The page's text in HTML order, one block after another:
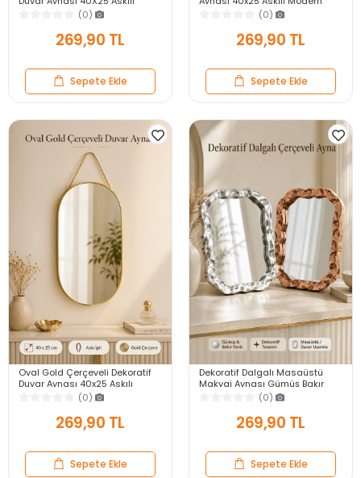
Modern Salon Antre Banyo
Yatak Odası Ayna
(0)
269,90 TL
Sepete Ekle
Salon Antre Banyo Yatak Odası
(0)
269,90 TL
Sepete Ekle
Oval Gold Çerçeveli Dekoratif
Duvar Aynası 40x25 Askılı
Modern Salon Antre Banyo
Yatak Odası Aynası
(0)
269,90 TL
Sepete Ekle
Dekoratif Dalgalı Masaüstü
Makyaj Aynası Gümüş Bakır
Çerçeveli Modern Yakın Duvar
(0)
269,90 TL
Sepete Ekle